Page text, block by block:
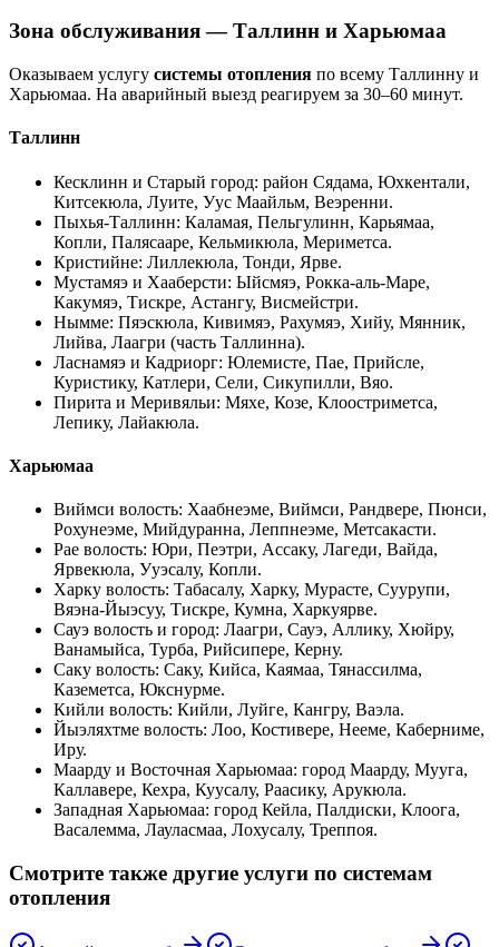
Зона обслуживания — Таллинн и Харьюмаа
Оказываем услугу системы отопления по всему Таллинну и
Харьюмаа. На аварийный выезд реагируем за 30–60 минут.
Таллинн
Кесклинн и Старый город: район Сядама, Юхкентали,
Китсекюла, Луите, Уус Маайльм, Веэренни.
Пыхья-Таллинн: Каламая, Пельгулинн, Карьямаа,
Копли, Палясааре, Кельмикюла, Мериметса.
Кристийне: Лиллекюла, Тонди, Ярве.
Мустамяэ и Хааберсти: Ыйсмяэ, Рокка-аль-Маре,
Какумяэ, Тискре, Астангу, Висмейстри.
Нымме: Пяэскюла, Кивимяэ, Рахумяэ, Хийу, Мянник,
Лийва, Лаагри (часть Таллинна).
Ласнамяэ и Кадриорг: Юлемисте, Пае, Прийсле,
Куристику, Катлери, Сели, Сикупилли, Вяо.
Пирита и Меривяльи: Мяхе, Козе, Клоостриметса,
Лепику, Лайакюла.
Харьюмаа
Виймси волость: Хаабнеэме, Виймси, Рандвере, Пюнси,
Рохунеэме, Мийдуранна, Леппнеэме, Метсакасти.
Рае волость: Юри, Пеэтри, Ассаку, Лагеди, Вайда,
Ярвекюла, Ууэсалу, Копли.
Харку волость: Табасалу, Харку, Мурасте, Суурупи,
Вяэна-Йыэсуу, Тискре, Кумна, Харкуярве.
Сауэ волость и город: Лаагри, Сауэ, Аллику, Хюйру,
Ванамыйса, Турба, Рийсипере, Керну.
Саку волость: Саку, Кийса, Каямаа, Тянассилма,
Каземетса, Юкснурме.
Кийли волость: Кийли, Луйге, Кангру, Ваэла.
Йыэляхтме волость: Лоо, Костивере, Нееме, Каберниме,
Иру.
Маарду и Восточная Харьюмаа: город Маарду, Муугa,
Каллавере, Кехра, Куусалу, Раасику, Арукюла.
Западная Харьюмаа: город Кейла, Палдиски, Клоога,
Васалемма, Лауласмаа, Лохусалу, Треппоя.
Смотрите также другие услуги по системам
отопления